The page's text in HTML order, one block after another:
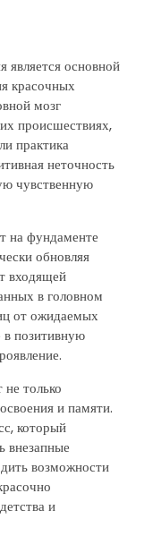
является основной
красочных
мозг
происшествиях,
практика
неточность
чувственную
на фундаменте
обновляя
входящей
в головном
от ожидаемых
позитивную
только
и памяти.
который
внезапные
возможности
и